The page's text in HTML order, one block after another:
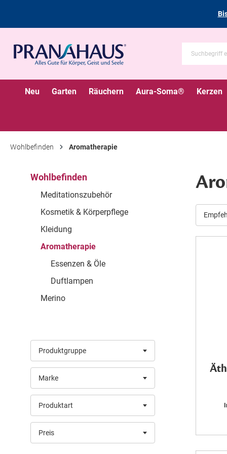
Neu Garten Räuchern Aura-Soma® Kerzen
Wohlbefinden Aromatherapie
Wohlbefinden
Meditationszubehör
Kosmetik & Körperpflege
Kleidung
Aromatherapie
Essenzen & Öle
Duftlampen
Merino
Produktgruppe
Marke
Produktart
Preis